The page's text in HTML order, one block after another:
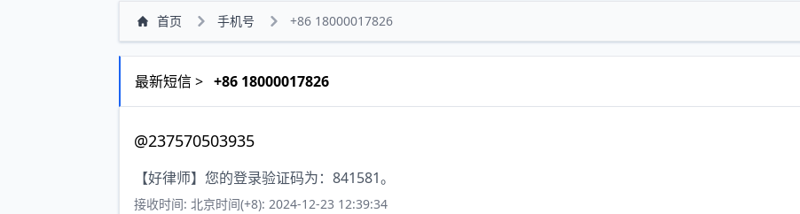
首页 手机号 +86 18000017826
最新短信 > +86 18000017826
@237570503935
【好律师】您的登录验证码为：841581。
接收时间: 北京时间(+8): 2024-12-23 12:39:34